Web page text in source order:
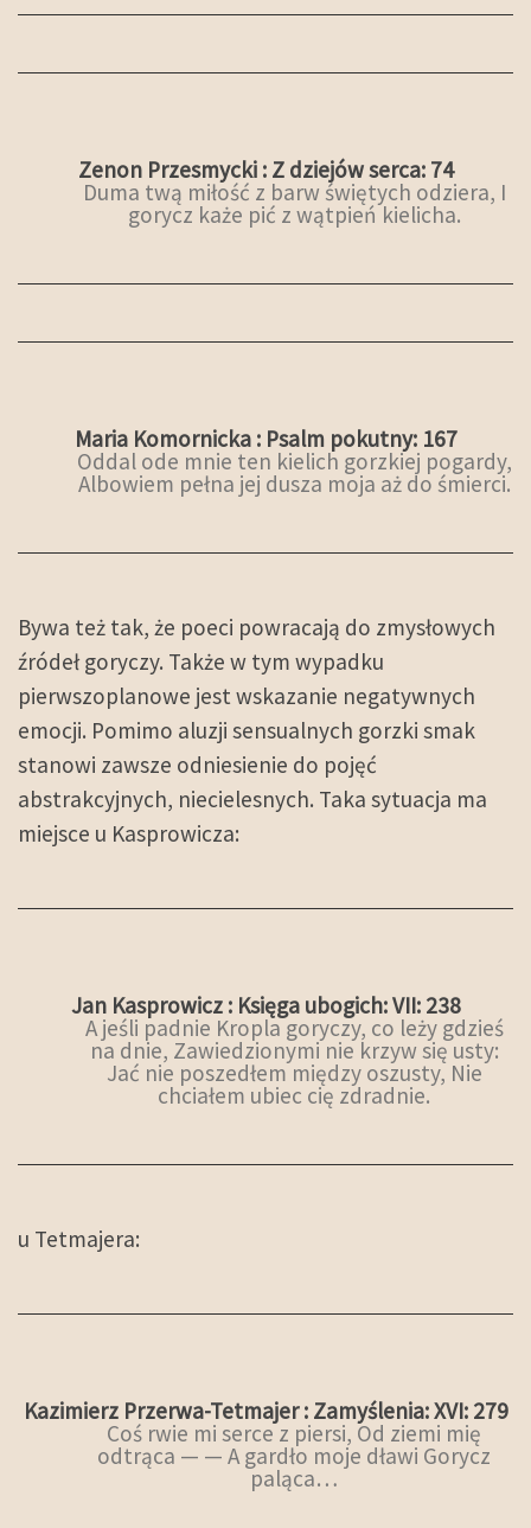
Zenon Przesmycki : Z dziejów serca: 74
Duma twą miłość z barw świętych odziera, I
gorycz każe pić z wątpień kielicha.
Maria Komornicka : Psalm pokutny: 167
Oddal ode mnie ten kielich gorzkiej pogardy,
Albowiem pełna jej dusza moja aż do śmierci.
Bywa też tak, że poeci powracają do zmysłowych
źródeł goryczy. Także w tym wypadku
pierwszoplanowe jest wskazanie negatywnych
emocji. Pomimo aluzji sensualnych gorzki smak
stanowi zawsze odniesienie do pojęć
abstrakcyjnych, niecielesnych. Taka sytuacja ma
miejsce u Kasprowicza:
Jan Kasprowicz : Księga ubogich: VII: 238
A jeśli padnie Kropla goryczy, co leży gdzieś
na dnie, Zawiedzionymi nie krzyw się usty:
Jać nie poszedłem między oszusty, Nie
chciałem ubiec cię zdradnie.
u Tetmajera:
Kazimierz Przerwa-Tetmajer : Zamyślenia: XVI: 279
Coś rwie mi serce z piersi, Od ziemi mię
odtrąca — — A gardło moje dławi Gorycz
paląca…